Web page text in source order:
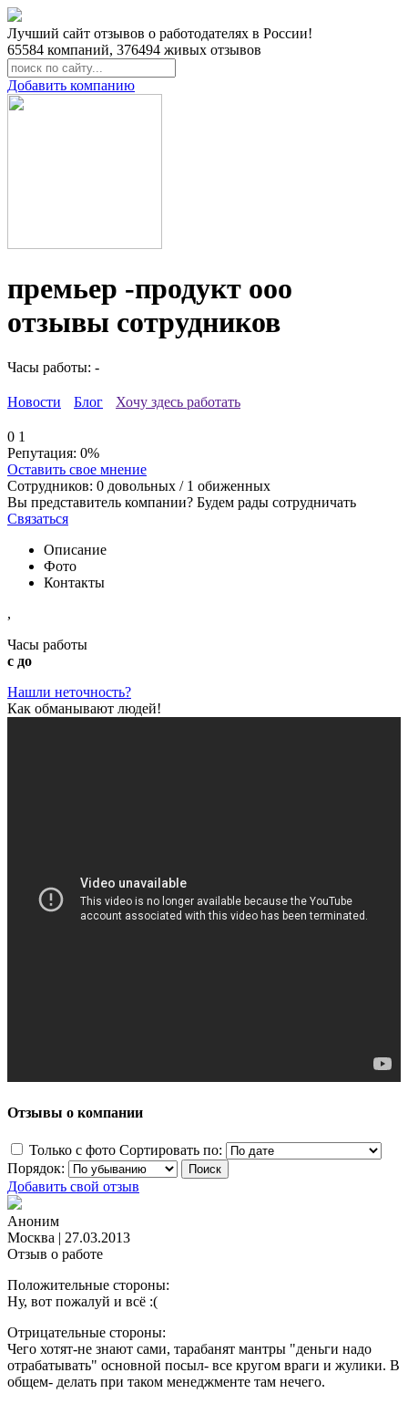
Лучший сайт отзывов о работодателях в России!
65584 компаний, 376494 живых отзывов
Добавить компанию
премьер -продукт ооо
отзывы сотрудников
Часы работы: -
Новости Блог Хочу здесь работать
0 1
Репутация: 0%
Оставить свое мнение
Сотрудников: 0 довольных / 1 обиженных
Вы представитель компании? Будем рады сотрудничать
Связаться
Описание
Фото
Контакты
,
Часы работы
с до
Нашли неточность?
Как обманывают людей!
Отзывы о компании
Только с фото Сортировать по:
Порядок:
Добавить свой отзыв
Аноним
Москва | 27.03.2013
Отзыв о работе
Положительные стороны:
Ну, вот пожалуй и всё :(
Отрицательные стороны:
Чего хотят-не знают сами, тарабанят мантры "деньги надо
отрабатывать" основной посыл- все кругом враги и жулики. В
общем- делать при таком менеджменте там нечего.